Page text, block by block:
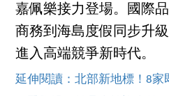
嘉佩樂接力登場。國際
商務到海島度假同步升
進入高端競爭新時代。
延伸閱讀：北部新地標！8